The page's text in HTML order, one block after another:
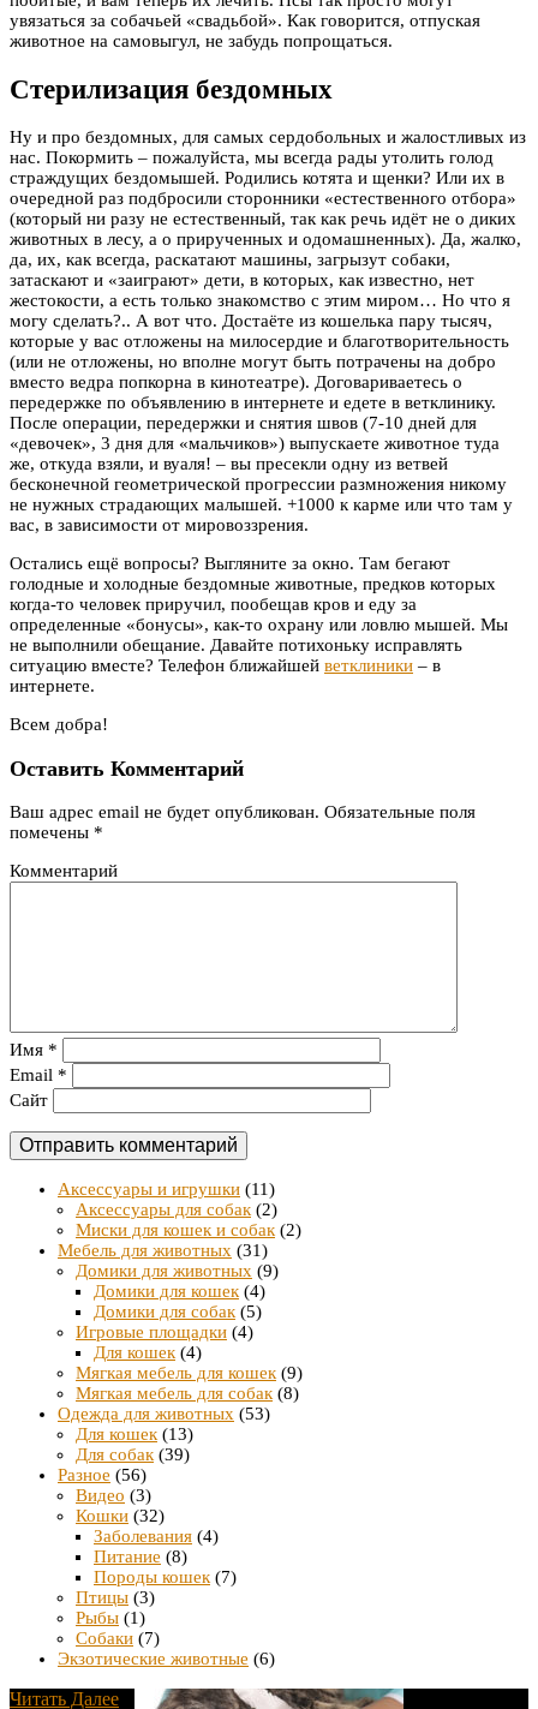
увязаться за собачьей «свадьбой». Как говорится, отпуская
животное на самовыгул, не забудь попрощаться.
Стерилизация бездомных
Ну и про бездомных, для самых сердобольных и жалостливых из
нас. Покормить – пожалуйста, мы всегда рады утолить голод
страждущих бездомышей. Родились котята и щенки? Или их в
очередной раз подбросили сторонники «естественного отбора»
(который ни разу не естественный, так как речь идёт не о диких
животных в лесу, а о прирученных и одомашненных). Да, жалко,
да, их, как всегда, раскатают машины, загрызут собаки,
затаскают и «заиграют» дети, в которых, как известно, нет
жестокости, а есть только знакомство с этим миром… Но что я
могу сделать?.. А вот что. Достаёте из кошелька пару тысяч,
которые у вас отложены на милосердие и благотворительность
(или не отложены, но вполне могут быть потрачены на добро
вместо ведра попкорна в кинотеатре). Договариваетесь о
передержке по объявлению в интернете и едете в ветклинику.
После операции, передержки и снятия швов (7-10 дней для
«девочек», 3 дня для «мальчиков») выпускаете животное туда
же, откуда взяли, и вуаля! – вы пресекли одну из ветвей
бесконечной геометрической прогрессии размножения никому
не нужных страдающих малышей. +1000 к карме или что там у
вас, в зависимости от мировоззрения.
Остались ещё вопросы? Выгляните за окно. Там бегают
голодные и холодные бездомные животные, предков которых
когда-то человек приручил, пообещав кров и еду за
определенные «бонусы», как-то охрану или ловлю мышей. Мы
не выполнили обещание. Давайте потихоньку исправлять
ситуацию вместе? Телефон ближайшей ветклиники – в
интернете.
Всем добра!
Оставить Комментарий
Ваш адрес email не будет опубликован. Обязательные поля
помечены *
Комментарий
Имя *
Email *
Сайт
Аксессуары и игрушки (11)
Аксессуары для собак(2)
Миски для кошек и собак(2)
Мебель для животных (31)
Домики для животных (9)
Домики для кошек(4)
Домики для собак(5)
Игровые площадки (4)
Для кошек(4)
Мягкая мебель для кошек(9)
Мягкая мебель для собак(8)
Одежда для животных (53)
Для кошек(13)
Для собак(39)
Разное (56)
Видео (3)
Кошки (32)
Заболевания (4)
Питание (8)
Породы кошек(7)
Птицы (3)
Рыбы (1)
Собаки (7)
Экзотические животные (6)
Читать Далее